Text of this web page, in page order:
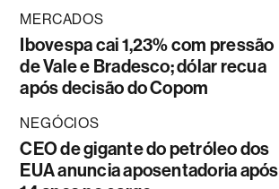
MERCADOS
Ibovespa cai 1,23% com pressão
de Vale e Bradesco; dólar recua
após decisão do Copom
NEGÓCIOS
CEO de gigante do petróleo dos
EUA anuncia aposentadoria após